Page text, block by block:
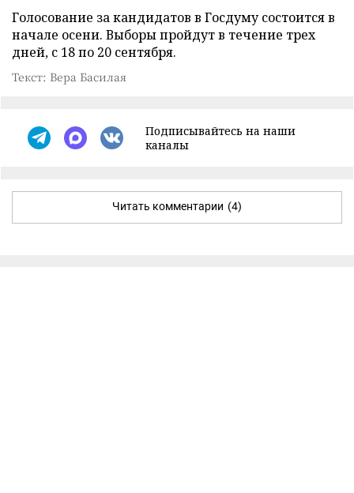
Голосование за кандидатов в Госдуму состоится в
начале осени. Выборы пройдут в течение трех
дней, с 18 по 20 сентября.
Текст: Вера Басилая
Подписывайтесь на наши
каналы
Читать комментарии (4)